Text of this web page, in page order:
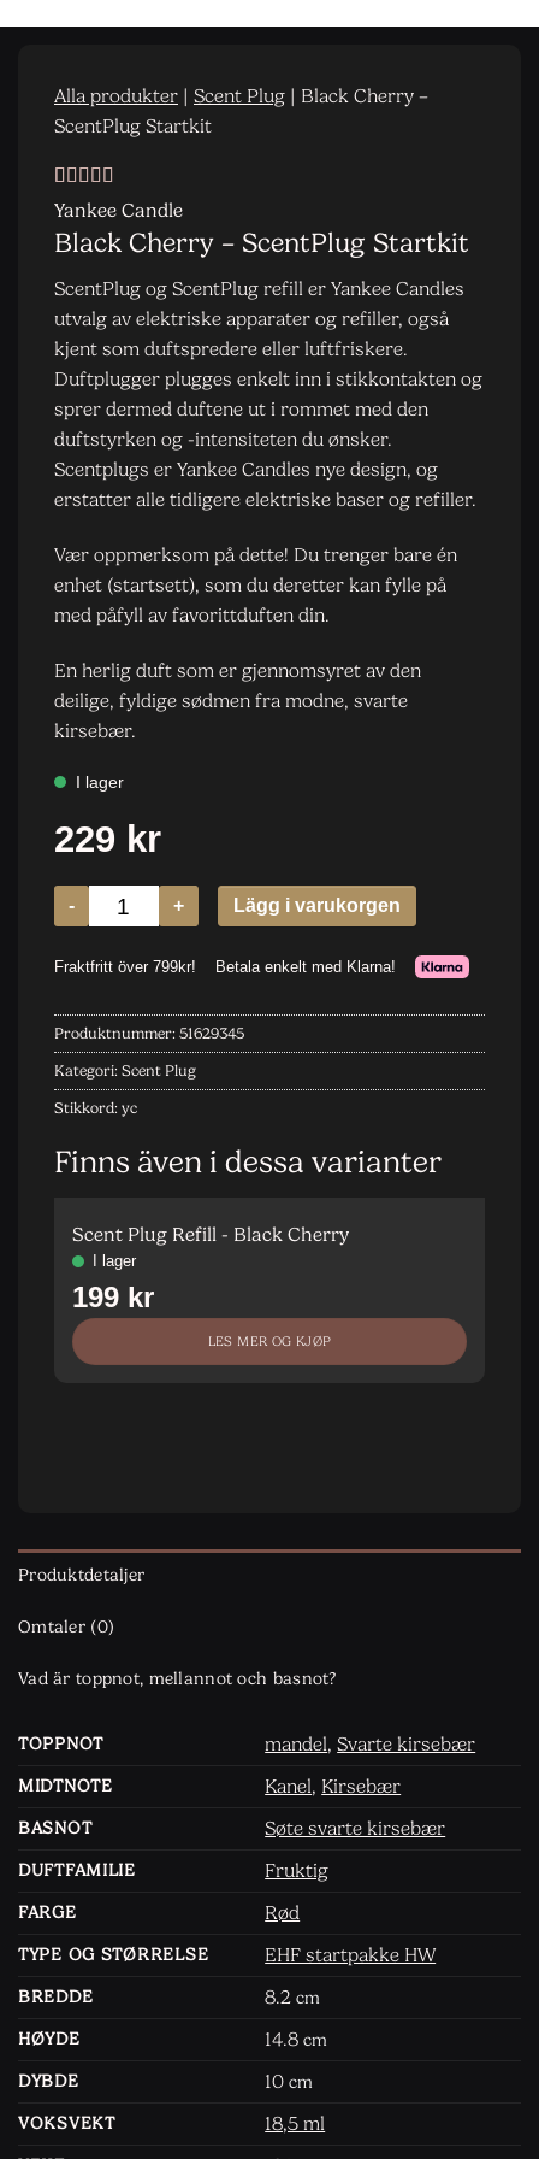
Produktdetaljer
Omtaler (0)
Vad är toppnot, mellannot och basnot?
TOPPNOT mandel,Svarte kirsebær
MIDTNOTE Kanel, Kirsebær
BASNOT Søte svarte kirsebær
DUFTFAMILIE Fruktig
FARGE Rød
TYPE OG STØRRELSE EHF startpakke HW
BREDDE 8.2 cm
HØYDE
14.8 cm
DYBDE
10 cm
VOKSVEKT
18,5 ml
Alla produkter | Scent Plug | Black Cherry –
ScentPlug Startkit
Vurdert 5av
5 basert på
1
kundevurdering
Yankee Candle
Black Cherry – ScentPlug Startkit
ScentPlug og ScentPlug refill er Yankee Candles
utvalg av elektriske apparater og refiller, også
kjent som duftspredere eller luftfriskere.
Duftplugger plugges enkelt inn i stikkontakten og
sprer dermed duftene ut i rommet med den
duftstyrken og -intensiteten du ønsker.
Scentplugs er Yankee Candles nye design, og
erstatter alle tidligere elektriske baser og refiller.
Vær oppmerksom på dette! Du trenger bare én
enhet (startsett), som du deretter kan fylle på
med påfyll av favorittduften din.
En herlig duft som er gjennomsyret av den
deilige, fyldige sødmen fra modne, svarte
kirsebær.
Produktnummer: 51629345
Kategori: Scent Plug
Stikkord: yc
Finns även i dessa varianter
Scent Plug Refill - Black Cherry
LES MER OG KJØP